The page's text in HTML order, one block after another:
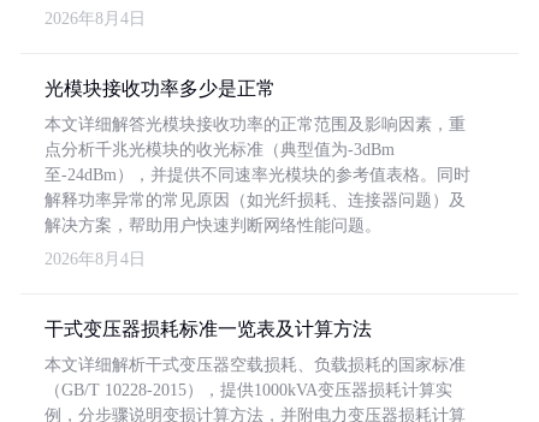
2026年8月4日
光模块接收功率多少是正常
本文详细解答光模块接收功率的正常范围及影响因素，重
点分析千兆光模块的收光标准（典型值为-3dBm
至-24dBm），并提供不同速率光模块的参考值表格。同时
解释功率异常的常见原因（如光纤损耗、连接器问题）及
解决方案，帮助用户快速判断网络性能问题。
2026年8月4日
干式变压器损耗标准一览表及计算方法
本文详细解析干式变压器空载损耗、负载损耗的国家标准
（GB/T 10228-2015），提供1000kVA变压器损耗计算实
例，分步骤说明变损计算方法，并附电力变压器损耗计算